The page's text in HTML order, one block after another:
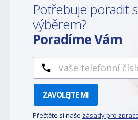
Potřebuje poradit s
výběrem?
Poradíme Vám
ZAVOLEJTE MI
Přečtěte si naše zásady pro